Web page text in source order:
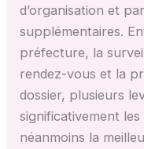
d’organisation et
supplémentaires.
préfecture, la
rendez-vous et la
dossier, plusieurs
significativement les
néanmoins la